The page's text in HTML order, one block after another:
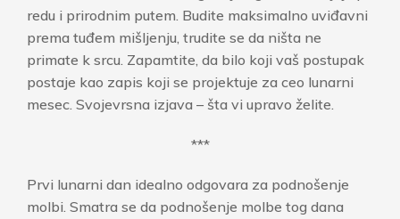
redu i prirodnim putem. Budite maksimalno uviđavni
prema tuđem mišljenju, trudite se da ništa ne
primate k srcu. Zapamtite, da bilo koji vaš postupak
postaje kao zapis koji se projektuje za ceo lunarni
mesec. Svojevrsna izjava – šta vi upravo želite.
***
Prvi lunarni dan idealno odgovara za podnošenje
molbi. Smatra se da podnošenje molbe tog dana